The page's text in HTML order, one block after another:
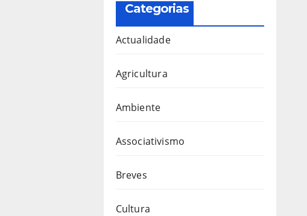
Categorias
Actualidade
Agricultura
Ambiente
Associativismo
Breves
Cultura